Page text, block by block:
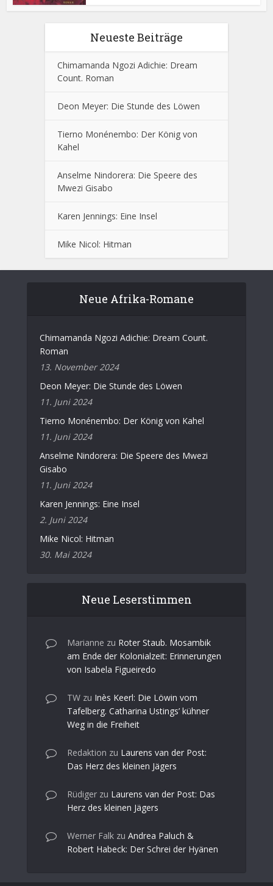
Neueste Beiträge
Chimamanda Ngozi Adichie: Dream
Count. Roman
Deon Meyer: Die Stunde des Löwen
Tierno Monénembo: Der König von
Kahel
Anselme Nindorera: Die Speere des
Mwezi Gisabo
Karen Jennings: Eine Insel
Mike Nicol: Hitman
Neue Afrika-Romane
Chimamanda Ngozi Adichie: Dream Count.
Roman
13. November 2024
Deon Meyer: Die Stunde des Löwen
11. Juni 2024
Tierno Monénembo: Der König von Kahel
11. Juni 2024
Anselme Nindorera: Die Speere des Mwezi
Gisabo
11. Juni 2024
Karen Jennings: Eine Insel
2. Juni 2024
Mike Nicol: Hitman
30. Mai 2024
Neue Leserstimmen
Marianne zu Roter Staub. Mosambik
am Ende der Kolonialzeit: Erinnerungen
von Isabela Figueiredo
TW zu Inès Keerl: Die Löwin vom
Tafelberg. Catharina Ustings’ kühner
Weg in die Freiheit
Redaktion zu Laurens van der Post:
Das Herz des kleinen Jägers
Rüdiger zu Laurens van der Post: Das
Herz des kleinen Jägers
Werner Falk zu Andrea Paluch &
Robert Habeck: Der Schrei der Hyänen